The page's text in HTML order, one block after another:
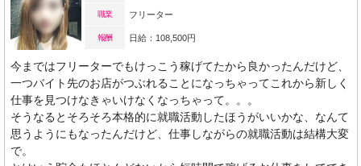
職業 フリーター
報酬 日給：108,500円
今まではフリーターでもけっこう稼げてたから良かったんだけど、
一つバイト先のお店がつぶれることになっちゃってこれから新しく
仕事を見つけなきゃいけなくなっちゃって。。。
そうなるとそろそろ本格的に就職活動したほうがいいかな、なんて
思うようにもなったんだけど、仕事しながらの就職活動は結構大変
で。